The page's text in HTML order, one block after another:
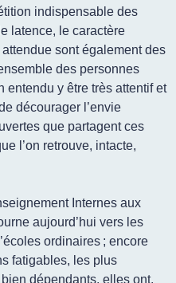
indispensable des
latence, le caractère
sont également des
des personnes
entendu y être très attentif et
décourager l’envie
que partagent ces
l’on retrouve, intacte,
Internes aux
aujourd’hui vers les
ordinaires ; encore
fatigables, les plus
dépendants, elles ont,